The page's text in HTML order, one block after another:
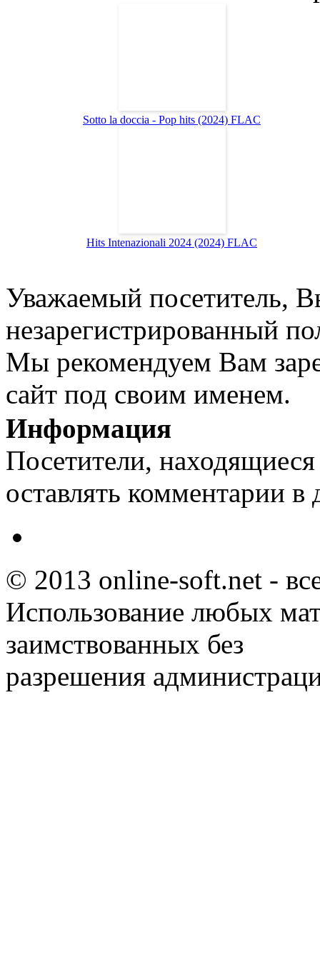
Sotto la doccia - Pop hits (2024) FLAC
Hits Intenazionali 2024 (2024) FLAC
Уважаемый посетитель,
незарегистрированный
Мы рекомендуем Вам
сайт под своим именем.
Информация
Посетители,
оставлять комментарии в
© 2013 online-soft.net -
Использование любых
заимствованных без
разрешения